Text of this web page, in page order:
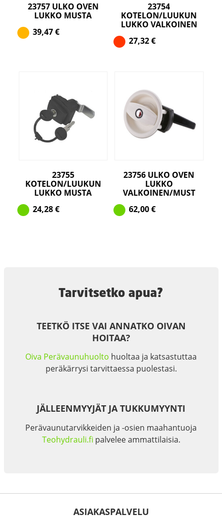
23757 ULKO OVEN
LUKKO MUSTA
39,47€
23754
KOTELON/LUUKUN
LUKKO VALKOINEN
27,32€
23755
KOTELON/LUUKUN
LUKKO MUSTA
24,28€
23756 ULKO OVEN
LUKKO
VALKOINEN/MUST
62,00€
Tarvitsetko apua?
TEETKÖ ITSE VAI ANNATKO OIVAN
HOITAA?
Oiva Perävaunuhuolto huoltaa ja katsastuttaa
peräkärrysi tarvittaessa puolestasi.
JÄLLEENMYYJÄT JA TUKKUMYYNTI
Perävaunutarvikkeiden ja -osien maahantuoja
Teohydrauli.fi palvelee ammattilaisia.
ASIAKASPALVELU